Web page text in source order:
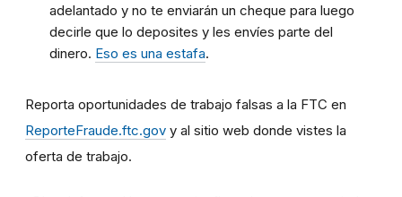
adelantado y no te enviarán un cheque para luego
decirle que lo deposites y les envíes parte del
dinero. Eso es una estafa.
Reporta oportunidades de trabajo falsas a la FTC en
ReporteFraude.ftc.gov y al sitio web donde vistes la
oferta de trabajo.